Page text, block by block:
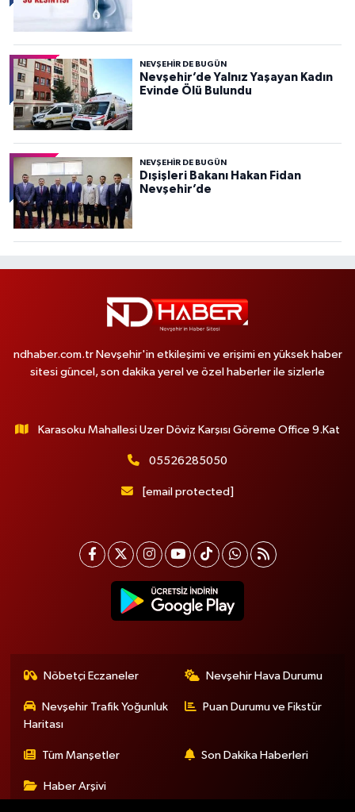
NEVŞEHIR DE BUGÜN
Nevşehir’de Yalnız Yaşayan Kadın
Evinde Ölü Bulundu
NEVŞEHIR DE BUGÜN
Dışişleri Bakanı Hakan Fidan
Nevşehir’de
ndhaber.com.tr Nevşehir'in etkileşimi ve erişimi en yüksek haber
sitesi güncel, son dakika yerel ve özel haberler ile sizlerle
Karasoku Mahallesi Uzer Döviz Karşısı Göreme Office 9.Kat
05526285050
[email protected]
Nöbetçi Eczaneler Nevşehir Hava Durumu
Nevşehir Trafik Yoğunluk
Haritası
Puan Durumu ve Fikstür
Tüm Manşetler Son Dakika Haberleri
Haber Arşivi